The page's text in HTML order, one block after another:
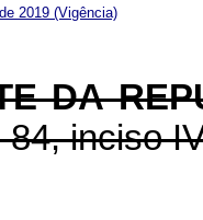
2019 (Vigência)
DA
inciso